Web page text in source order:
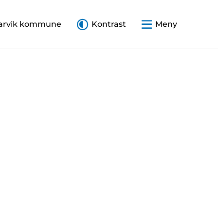
kommune Kontrast Meny